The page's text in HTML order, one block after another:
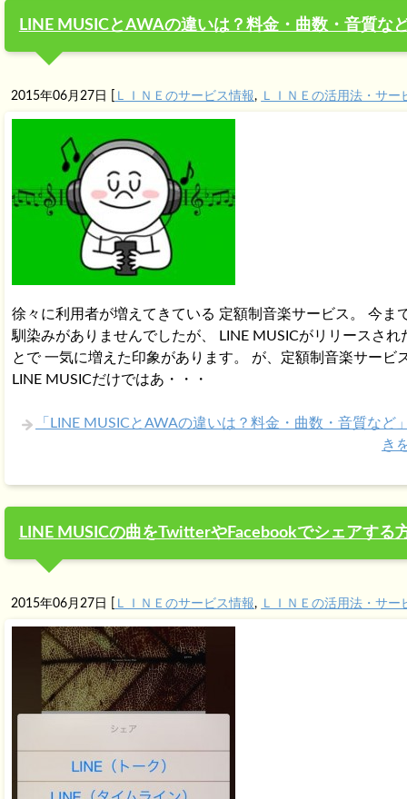
LINE MUSICとAWAの違いは？料金・曲数・音質な
2015年06月27日 ＬＩＮＥのサービス情報, ＬＩＮＥの活用法・サー
徐々に利用者が増えてきている 定額制音楽サービス。 今ま
馴染みがありませんでしたが、 LINE MUSICがリリースされ
とで 一気に増えた印象があります。 が、定額制音楽サービ
LINE MUSICだけではあ・・・
「LINE MUSICとAWAの違いは？料金・曲数・音質など
き
LINE MUSICの曲をTwitterやFacebookでシェアする
2015年06月27日 ＬＩＮＥのサービス情報, ＬＩＮＥの活用法・サー